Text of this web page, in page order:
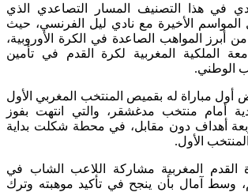
في هذا التصنيف المسار التصاعدي الذي
المواسم الأخيرة مع نادي ليل الفرنسي، حيث
المواهب الصاعدة في الكرة الأوروبية،
الملكية المغربية لكرة القدم في تأمين
الوطني.
مباراة له بقميص المنتخب المغربي الأول
أمام منتخب مدغشقر، والتي انتهت بفوز
أهداف دون مقابل، في محطة شكلت بداية
الأول.
القدم المغربية مشاركة اللاعب الشاب في
وسط آمال بأن ينجح في تأكيد موهبته وترك